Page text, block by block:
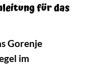
für das
Gorenje
im